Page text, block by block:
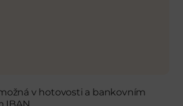
v hotovosti a bankovním